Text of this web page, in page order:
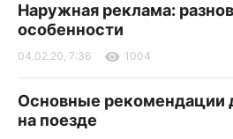
Наружная реклама:
особенности
04.02.20, 7:36 1004
Основные рекомендации
на поезде